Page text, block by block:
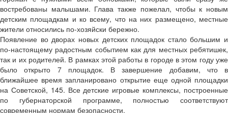
востребованы малышами. Глава также пожелал, чтобы к новым
детским площадкам и ко всему, что на них размещено, местные
жители относились по-хозяйски бережно.
Появление во дворах новых детских площадок стало большим и
по-настоящему радостным событием как для местных ребятишек,
так и их родителей. В рамках этой работы в городе в этом году уже
было открыто 7 площадок. В завершение добавим, что в
ближайшее время запланировано открытие еще одной площадки
на Советской, 145. Все детские игровые комплексы, построенные
по губернаторской программе, полностью соответствуют
современным нормам безопасности.